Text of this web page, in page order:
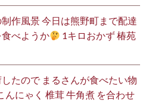
作風景 今日は熊野町まで配達
食べようか
1キロおかず 椿苑
たので まるさんが食べたい物
んにゃく 椎茸 牛角煮 を合わせ